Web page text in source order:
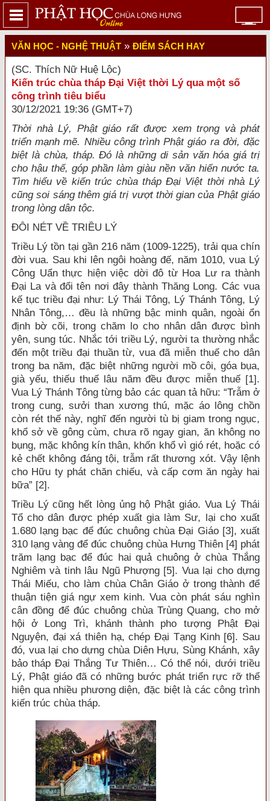
VĂN HỌC - NGHỆ THUẬT » ĐIỂM SÁCH HAY
(SC. Thích Nữ Huệ Lộc)
Kiến trúc chùa tháp Ðại Việt thời Lý qua một số
công trình tiêu biểu
30/12/2021 19:36 (GMT+7)
Thời nhà Lý, Phật giáo rất được xem trọng và phát
triển mạnh mẽ. Nhiều công trình Phật giáo ra đời, đặc
biệt là chùa, tháp. Đó là những di sản văn hóa giá trị
cho hậu thế, góp phần làm giàu nền văn hiến nước ta.
Tìm hiểu về kiến trúc chùa tháp Đại Việt thời nhà Lý
cũng soi sáng thêm giá trị vượt thời gian của Phật giáo
trong lòng dân tộc.
ĐÔI NÉT VỀ TRIỀU LÝ
Triều Lý tồn tại gần 216 năm (1009-1225), trải qua chín
đời vua. Sau khi lên ngôi hoàng đế, năm 1010, vua Lý
Công Uẩn thực hiện việc dời đô từ Hoa Lư ra thành
Đại La và đổi tên nơi đây thành Thăng Long. Các vua
kế tục triều đại như: Lý Thái Tông, Lý Thánh Tông, Lý
Nhân Tông,… đều là những bậc minh quân, ngoài ổn
định bờ cõi, trong chăm lo cho nhân dân được bình
yên, sung túc. Nhắc tới triều Lý, người ta thường nhắc
đến một triều đại thuần từ, vua đã miễn thuế cho dân
trong ba năm, đặc biệt những người mồ côi, góa bụa,
già yếu, thiếu thuế lâu năm đều được miễn thuế [1].
Vua Lý Thánh Tông từng bảo các quan tả hữu: “Trẫm ở
trong cung, sưởi than xương thú, mặc áo lông chồn
còn rét thế này, nghĩ đến người tù bị giam trong ngục,
khổ sở về gông cùm, chưa rõ ngay gian, ăn không no
bụng, mặc không kín thân, khốn khổ vì gió rét, hoặc có
kẻ chết không đáng tội, trẫm rất thương xót. Vậy lệnh
cho Hữu ty phát chăn chiếu, và cấp cơm ăn ngày hai
bữa” [2].
Triều Lý cũng hết lòng ủng hộ Phật giáo. Vua Lý Thái
Tổ cho dân được phép xuất gia làm Sư, lại cho xuất
1.680 lạng bạc để đúc chuông chùa Đại Giáo [3], xuất
310 lạng vàng để đúc chuông chùa Hưng Thiên [4] phát
trăm lạng bạc để đúc hai quả chuông ở chùa Thắng
Nghiêm và tinh lâu Ngũ Phượng [5]. Vua lại cho dựng
Thái Miếu, cho làm chùa Chân Giáo ở trong thành để
thuận tiện giá ngự xem kinh. Vua còn phát sáu nghìn
cân đồng để đúc chuông chùa Trùng Quang, cho mở
hội ở Long Trì, khánh thành pho tượng Phật Đại
Nguyện, đại xá thiên hạ, chép Đại Tạng Kinh [6]. Sau
đó, vua lại cho dựng chùa Diên Hựu, Sùng Khánh, xây
bảo tháp Đại Thắng Tư Thiên… Có thể nói, dưới triều
Lý, Phật giáo đã có những bước phát triển rực rỡ thể
hiện qua nhiều phương diện, đặc biệt là các công trình
kiến trúc chùa tháp.